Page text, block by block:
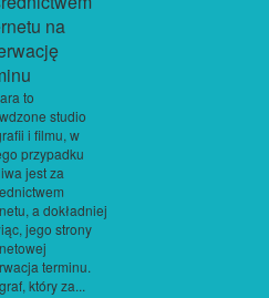
to
studio
i filmu, w
przypadku
jest za
a dokładniej
jego strony
terminu.
który za...